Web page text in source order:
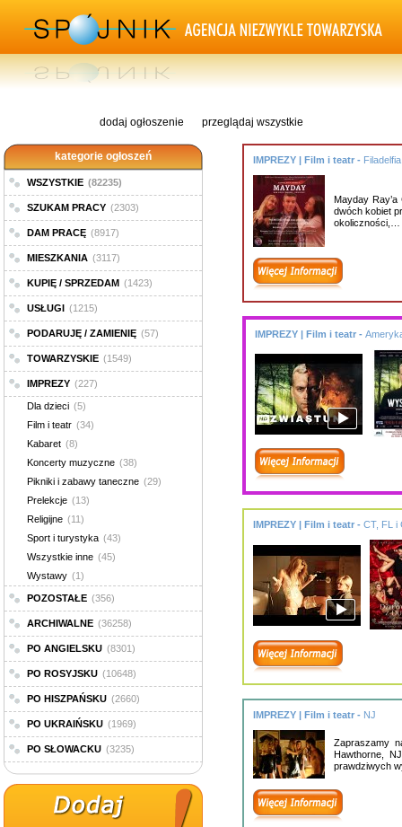
dodaj ogłoszenie przeglądaj wszystkie
kategorie ogłoszeń
WSZYSTKIE (82235)
SZUKAM PRACY (2303)
DAM PRACĘ (8917)
MIESZKANIA (3117)
KUPIĘ / SPRZEDAM (1423)
USŁUGI (1215)
PODARUJĘ / ZAMIENIĘ (57)
TOWARZYSKIE (1549)
IMPREZY (227)
Dla dzieci (5)
Film i teatr (34)
Kabaret (8)
Koncerty muzyczne (38)
Pikniki i zabawy taneczne (29)
Prelekcje (13)
Religijne (11)
Sport i turystyka (43)
Wszystkie inne (45)
Wystawy (1)
POZOSTAŁE (356)
ARCHIWALNE (36258)
PO ANGIELSKU (8301)
PO ROSYJSKU (10648)
PO HISZPAŃSKU (2660)
PO UKRAIŃSKU (1969)
PO SŁOWACKU (3235)
IMPREZY | Film i teatr - Filadelfia
Mayday
dwóch kobiet
okoliczności,…
IMPREZY | Film i teatr -
IMPREZY | Film i teatr - CT, FL i
IMPREZY | Film i teatr - NJ
Zapraszamy
Hawthorne,
prawdziwych